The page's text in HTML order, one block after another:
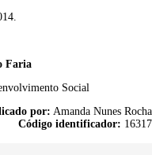
Faria
Social
por: Amanda Nunes Rocha
Código identificador: 16317